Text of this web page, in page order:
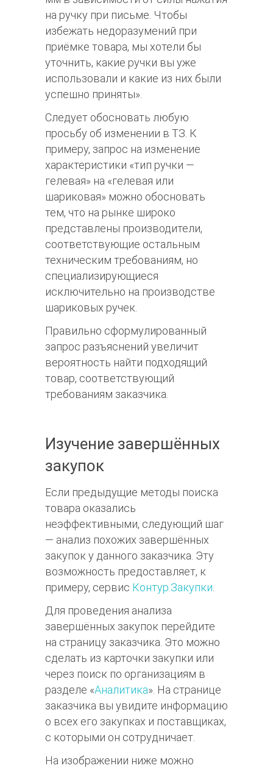
на ручку при письме. Чтобы
избежать недоразумений при
приёмке товара, мы хотели бы
уточнить, какие ручки вы уже
использовали и какие из них были
успешно приняты».
Следует обосновать любую
просьбу об изменении в ТЗ. К
примеру, запрос на изменение
характеристики «тип ручки —
гелевая» на «гелевая или
шариковая» можно обосновать
тем, что на рынке широко
представлены производители,
соответствующие остальным
техническим требованиям, но
специализирующиеся
исключительно на производстве
шариковых ручек.
Правильно сформулированный
запрос разъяснений увеличит
вероятность найти подходящий
товар, соответствующий
требованиям заказчика.
Изучение завершённых
закупок
Если предыдущие методы поиска
товара оказались
неэффективными, следующий шаг
— анализ похожих завершённых
закупок у данного заказчика. Эту
возможность предоставляет, к
примеру, сервис Контур.Закупки.
Для проведения анализа
завершённых закупок перейдите
на страницу заказчика. Это можно
сделать из карточки закупки или
через поиск по организациям в
разделе «Аналитика». На странице
заказчика вы увидите информацию
о всех его закупках и поставщиках,
с которыми он сотрудничает.
На изображении ниже можно